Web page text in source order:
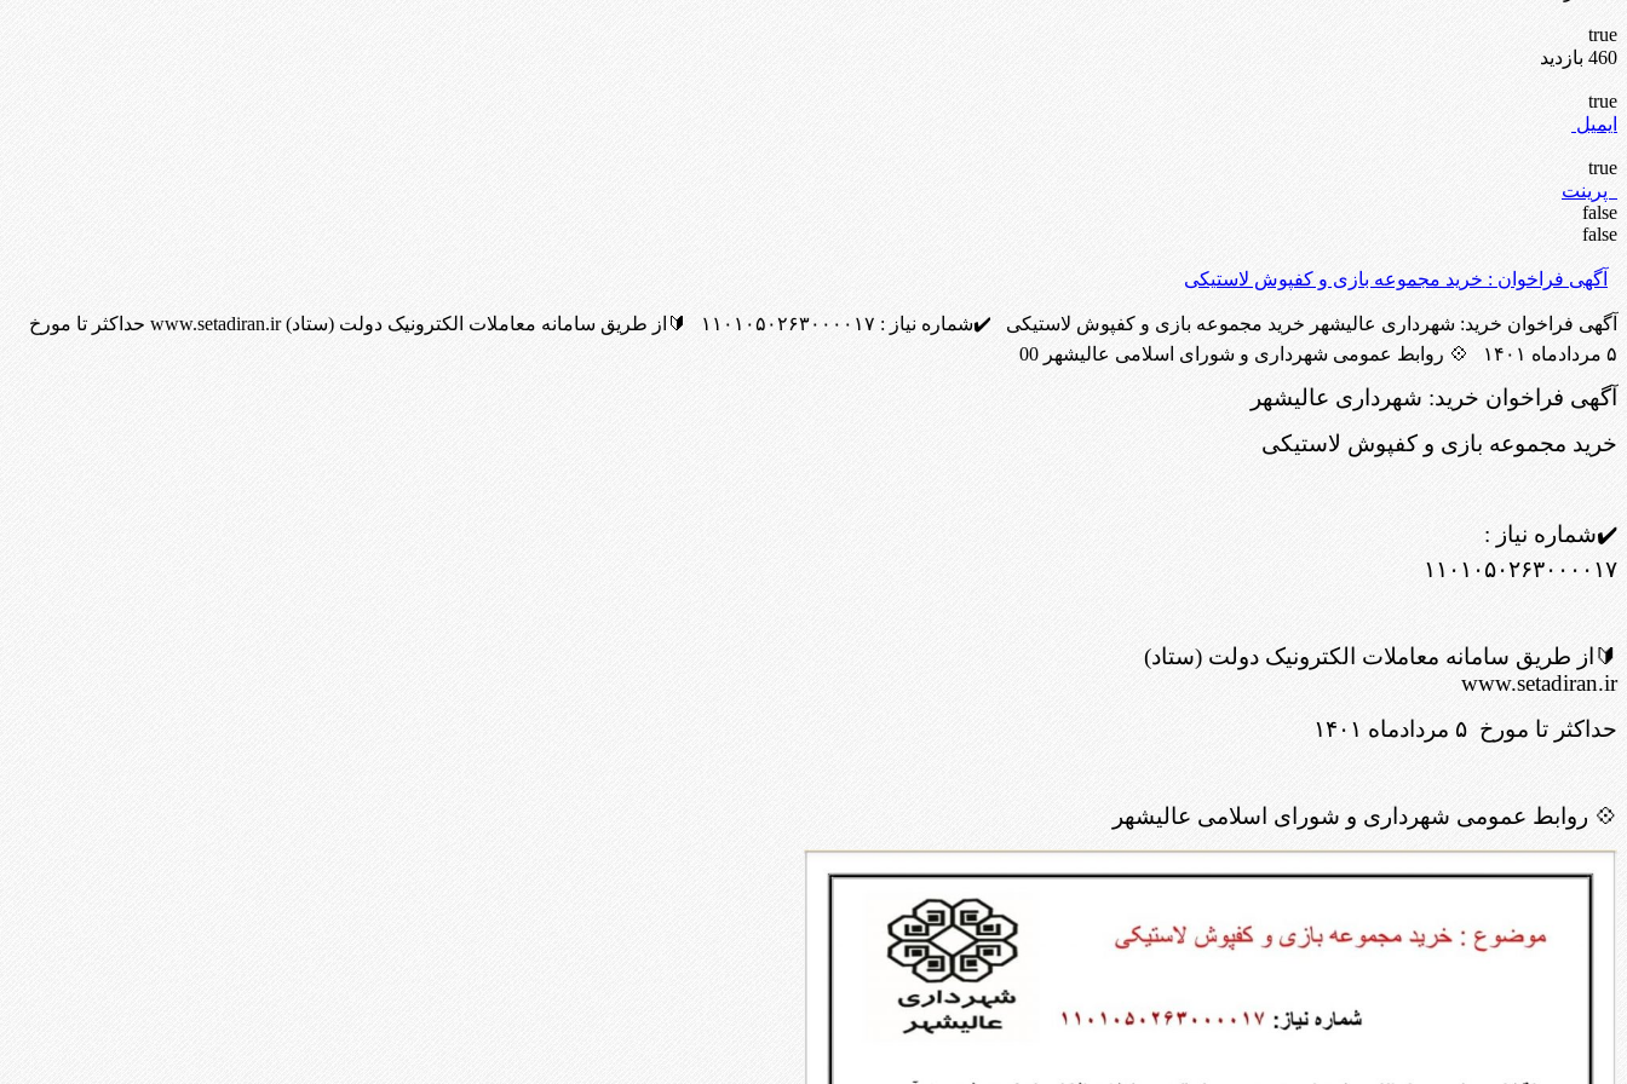
true
460 بازدید
true
ایمیل
true
پرینت
false
false
آگهی فراخوان : خرید مجموعه بازی و کفپوش لاستیکی
آگهی فراخوان خرید: شهرداری عالیشهر خرید مجموعه بازی و کفپوش لاستیکی ✔️شماره نیاز : ۱۱۰۱۰۵۰۲۶۳۰۰۰۰۱۷ 🔰از طریق سامانه معاملات الکترونیک دولت (ستاد) www.setadiran.ir حداکثر تا مورخ
۵ مردادماه ۱۴۰۱ 💠 روابط عمومی شهرداری و شورای اسلامی عالیشهر 00
آگهی فراخوان خرید: شهرداری عالیشهر
خرید مجموعه بازی و کفپوش لاستیکی
✔️شماره نیاز :
۱۱۰۱۰۵۰۲۶۳۰۰۰۰۱۷
🔰از طریق سامانه معاملات الکترونیک دولت (ستاد)
www.setadiran.ir
حداکثر تا مورخ ۵ مردادماه ۱۴۰۱
💠 روابط عمومی شهرداری و شورای اسلامی عالیشهر